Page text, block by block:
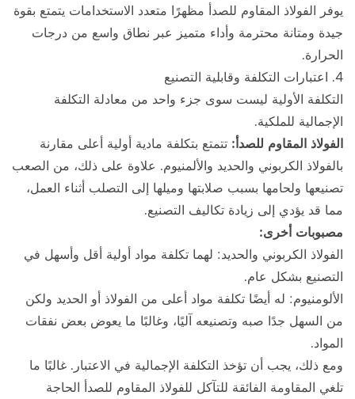
يوفر الفولاذ المقاوم للصدأ مظهرًا متعدد الاستخدامات يتمتع بقوة
جيدة ومتانة محترمة وأداء متميز عبر نطاق واسع من درجات
الحرارة.
4. اعتبارات التكلفة وقابلية التصنيع
التكلفة الأولية ليست سوى جزء واحد من معادلة التكلفة
الإجمالية للملكية.
الفولاذ المقاوم للصدأ: تتمتع بتكلفة مادية أولية أعلى مقارنة
بالفولاذ الكربوني والحديد والألمنيوم. علاوة على ذلك، من الصعب
تصنيعها ولحامها بسبب صلابتها وميلها إلى التصلب أثناء العمل،
مما قد يؤدي إلى زيادة تكاليف التصنيع.
مصبوبات أخرى:
الفولاذ الكربوني والحديد: لهما تكلفة مواد أولية أقل وأسهل في
التصنيع بشكل عام.
الألومنيوم: له أيضًا تكلفة مواد أعلى من الفولاذ أو الحديد ولكن
من السهل جدًا صبه وتصنيعه آليًا، وغالبًا ما يعوض بعض نفقات
المواد.
ومع ذلك، يجب أن تؤخذ التكلفة الإجمالية في الاعتبار. غالبًا ما
تلغي المقاومة الفائقة للتآكل للفولاذ المقاوم للصدأ الحاجة